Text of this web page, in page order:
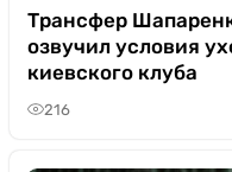
Трансфер
озвучил условия
киевского клуба
216